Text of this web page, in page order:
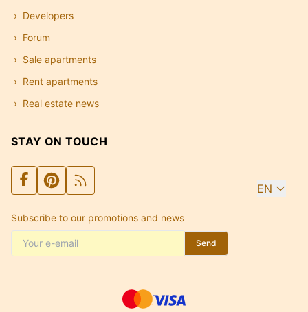
Developers
Forum
Sale apartments
Rent apartments
Real estate news
STAY ON TOUCH
EN
Subscribe to our promotions and news
Send